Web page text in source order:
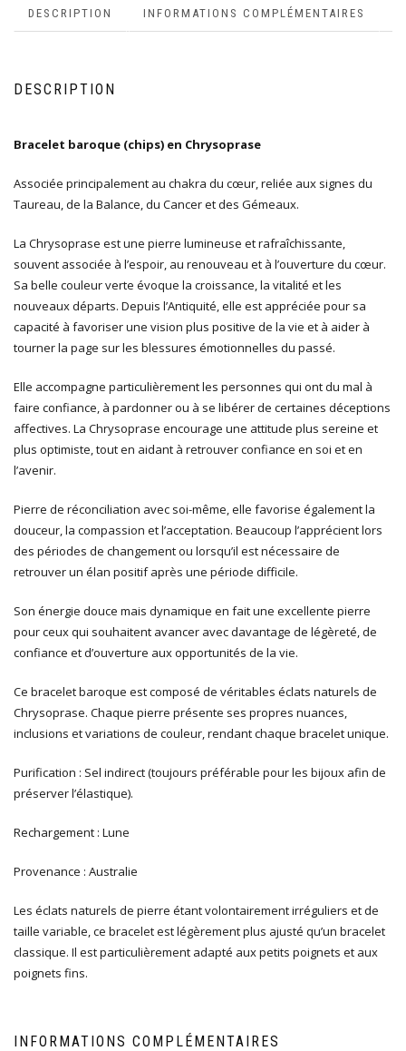
DESCRIPTION INFORMATIONS COMPLÉMENTAIRES
DESCRIPTION
Bracelet baroque (chips) en Chrysoprase
Associée principalement au chakra du cœur, reliée aux signes du
Taureau, de la Balance, du Cancer et des Gémeaux.
La Chrysoprase est une pierre lumineuse et rafraîchissante,
souvent associée à l’espoir, au renouveau et à l’ouverture du cœur.
Sa belle couleur verte évoque la croissance, la vitalité et les
nouveaux départs. Depuis l’Antiquité, elle est appréciée pour sa
capacité à favoriser une vision plus positive de la vie et à aider à
tourner la page sur les blessures émotionnelles du passé.
Elle accompagne particulièrement les personnes qui ont du mal à
faire confiance, à pardonner ou à se libérer de certaines déceptions
affectives. La Chrysoprase encourage une attitude plus sereine et
plus optimiste, tout en aidant à retrouver confiance en soi et en
l’avenir.
Pierre de réconciliation avec soi-même, elle favorise également la
douceur, la compassion et l’acceptation. Beaucoup l’apprécient lors
des périodes de changement ou lorsqu’il est nécessaire de
retrouver un élan positif après une période difficile.
Son énergie douce mais dynamique en fait une excellente pierre
pour ceux qui souhaitent avancer avec davantage de légèreté, de
confiance et d’ouverture aux opportunités de la vie.
Ce bracelet baroque est composé de véritables éclats naturels de
Chrysoprase. Chaque pierre présente ses propres nuances,
inclusions et variations de couleur, rendant chaque bracelet unique.
Purification : Sel indirect (toujours préférable pour les bijoux afin de
préserver l’élastique).
Rechargement : Lune
Provenance : Australie
Les éclats naturels de pierre étant volontairement irréguliers et de
taille variable, ce bracelet est légèrement plus ajusté qu’un bracelet
classique. Il est particulièrement adapté aux petits poignets et aux
poignets fins.
INFORMATIONS COMPLÉMENTAIRES